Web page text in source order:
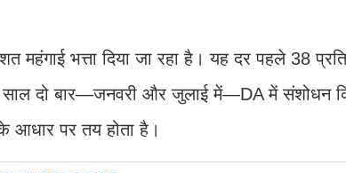
महंगाई भत्ता दिया जा रहा है। यह दर पहले 38
दो बार—जनवरी और जुलाई में—DA में संशोधन
पर तय होता है।